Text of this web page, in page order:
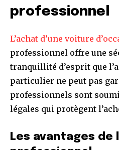
professionnel
L’achat d’une voiture
professionnel offre une
tranquillité d’esprit que
particulier ne peut pas
professionnels sont
légales qui protègent
Les avantages de